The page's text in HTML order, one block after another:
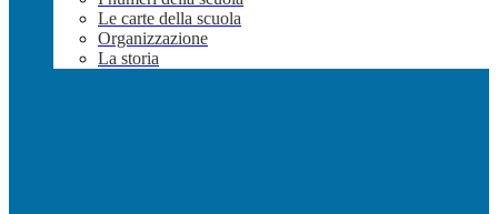
Le carte della scuola
Organizzazione
La storia